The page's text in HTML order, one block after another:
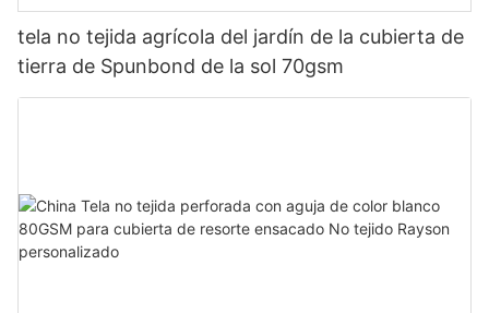
tela no tejida agrícola del jardín de la cubierta de
tierra de Spunbond de la sol 70gsm